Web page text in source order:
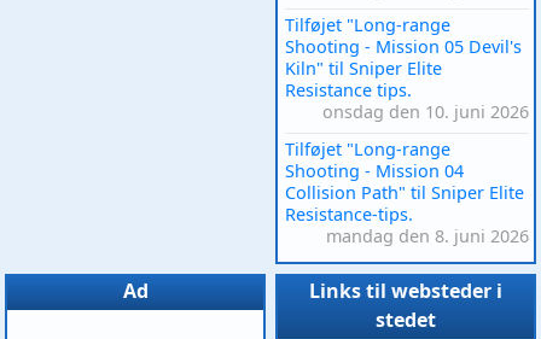
Tilføjet "Long-range
Shooting - Mission 05 Devil's
Kiln" til Sniper Elite
Resistance tips.
onsdag den 10. juni 2026
Tilføjet "Long-range
Shooting - Mission 04
Collision Path" til Sniper Elite
Resistance-tips.
mandag den 8. juni 2026
Ad
Links til websteder i
stedet